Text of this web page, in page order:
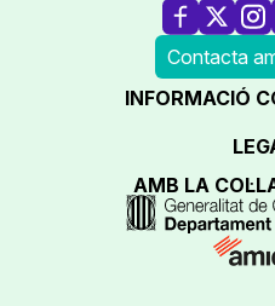
Contacta
INFORMACIÓ
AMB LA